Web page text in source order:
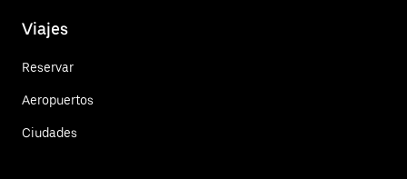
Viajes
Reservar
Aeropuertos
Ciudades